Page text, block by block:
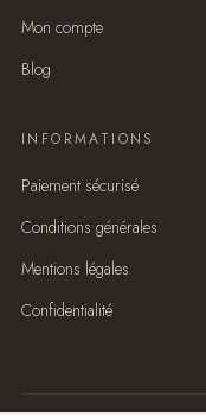
Mon compte
Blog
INFORMATIONS
Paiement sécurisé
Conditions générales
Mentions légales
Confidentialité